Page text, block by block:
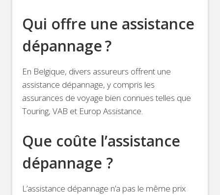
Qui offre une assistance
dépannage ?
En Belgique, divers assureurs offrent une
assistance dépannage, y compris les
assurances de voyage bien connues telles que
Touring, VAB et Europ Assistance.
Que coûte l’assistance
dépannage ?
L’assistance dépannage n’a pas le même prix